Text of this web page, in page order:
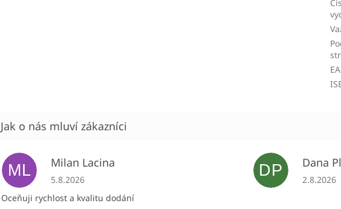
ML Milan Lacina
Hodnocení obchodu je 5 z 5 hvězdiček.
5.8.2026
Oceňuji rychlost a kvalitu dodání
DP Dana
2.8.2026